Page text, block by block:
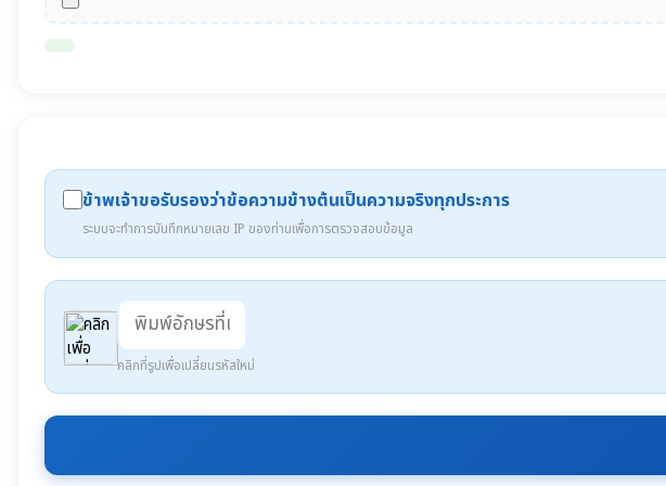
ข้าพเจ้าขอรับรองว่าข้อความข้างต้นเป็นความจริงทุกประการ
ระบบจะทำการบันทึกหมายเลข IP ของท่านเพื่อการตรวจสอบข้อมูล
คลิกที่รูปเพื่อเปลี่ยนรหัสใหม่